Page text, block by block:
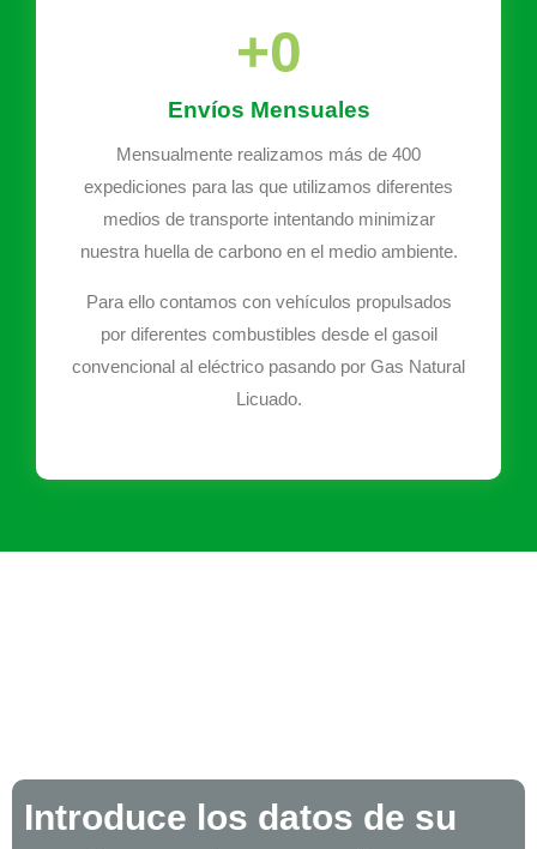
Envíos Mensuales
+0
Mensualmente realizamos más de 400
expediciones para las que utilizamos diferentes
medios de transporte intentando minimizar
nuestra huella de carbono en el medio ambiente.
Para ello contamos con vehículos propulsados
por diferentes combustibles desde el gasoil
convencional al eléctrico pasando por Gas Natural
Licuado.
Introduce los datos de su